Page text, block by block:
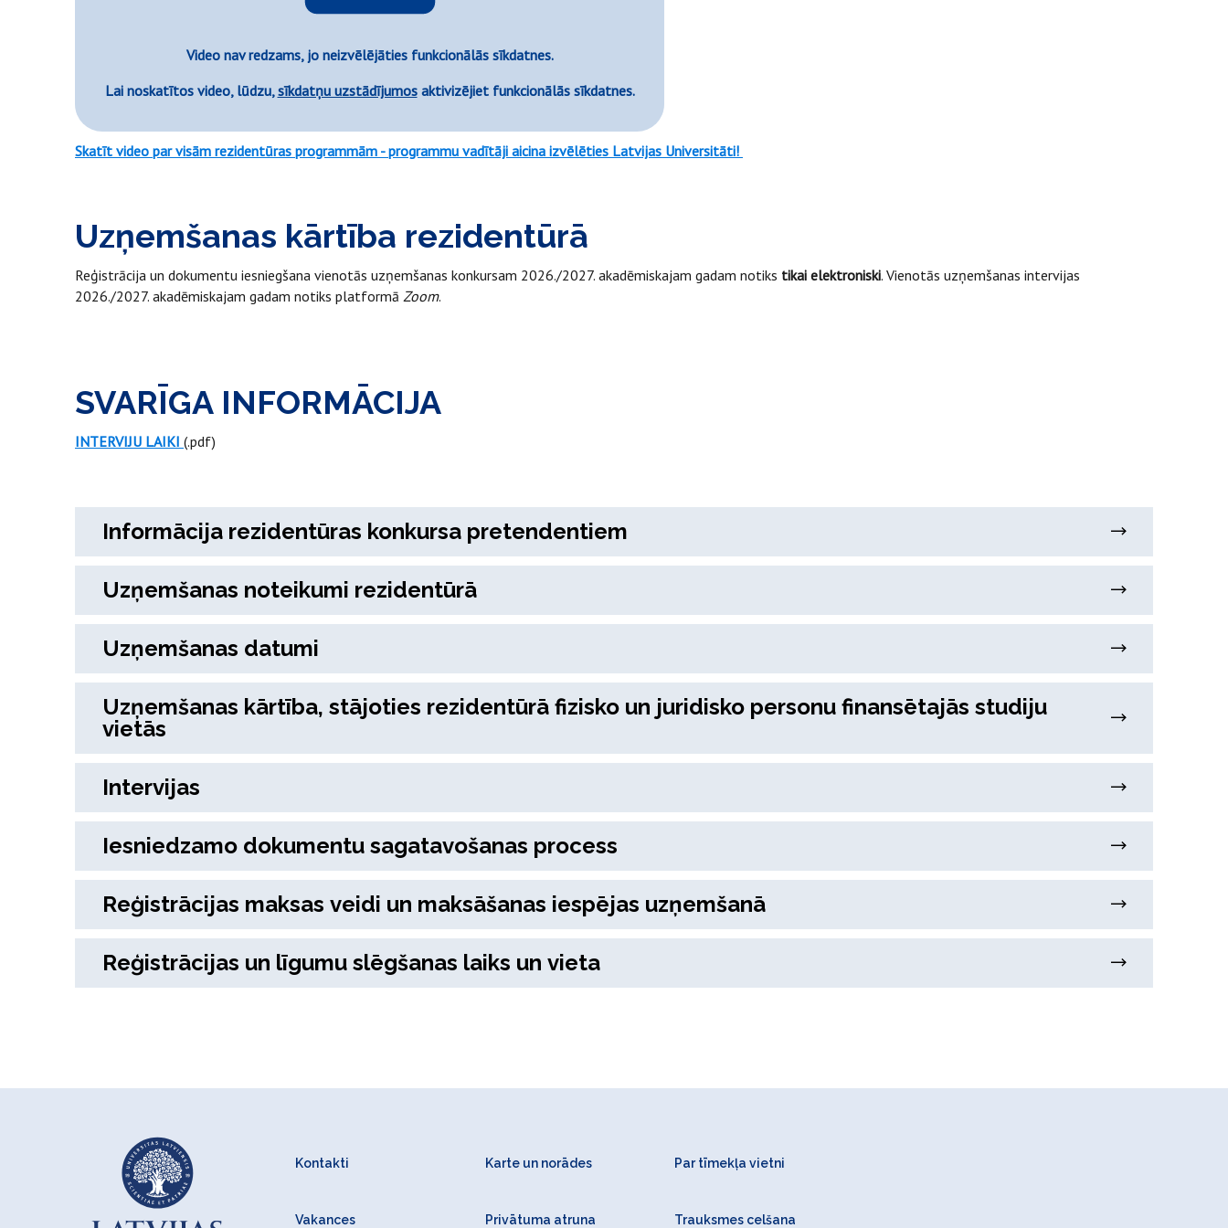
Video nav redzams, jo neizvēlējāties funkcionālās sīkdatnes.
Lai noskatītos video, lūdzu,sīkdatņu uzstādījumosaktivizējiet funkcionālās sīkdatnes.
Skatīt video par visām rezidentūras programmām - programmu vadītāji aicina izvēlēties Latvijas Universitāti!
Uzņemšanas kārtība rezidentūrā
Reģistrācija un dokumentu iesniegšana vienotās uzņemšanas konkursam 2026./2027. akadēmiskajam gadam notiks tikai elektroniski. Vienotās uzņemšanas intervijas
2026./2027. akadēmiskajam gadam notiks platformā Zoom.
SVARĪGA INFORMĀCIJA
INTERVIJU LAIKI (.pdf)
Informācija rezidentūras konkursa pretendentiem
Uzņemšanas noteikumi rezidentūrā
Uzņemšanas datumi
Uzņemšanas kārtība, stājoties rezidentūrā fizisko un juridisko personu finansētajās studiju
vietās
Intervijas
Iesniedzamo dokumentu sagatavošanas process
Reģistrācijas maksas veidi un maksāšanas iespējas uzņemšanā
Reģistrācijas un līgumu slēgšanas laiks un vieta
Kontakti Karte un norādes Par tīmekļa vietni
Vakances Privātuma atruna Trauksmes celšana